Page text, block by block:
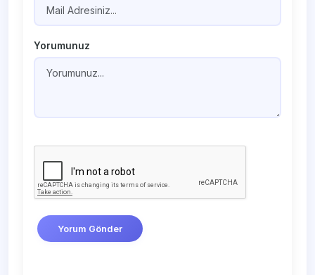
Yorumunuz
Yorum Gönder